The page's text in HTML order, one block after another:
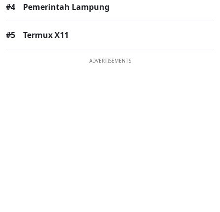
#4 Pemerintah Lampung
#5 Termux X11
ADVERTISEMENTS